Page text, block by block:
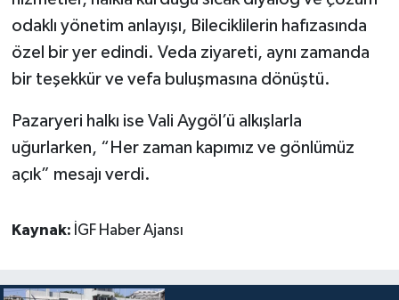
odaklı yönetim anlayışı, Bileciklilerin hafızasında
özel bir yer edindi. Veda ziyareti, aynı zamanda
bir teşekkür ve vefa buluşmasına dönüştü.
Pazaryeri halkı ise Vali Aygöl’ü alkışlarla
uğurlarken, “Her zaman kapımız ve gönlümüz
açık” mesajı verdi.
Kaynak: İGF Haber Ajansı